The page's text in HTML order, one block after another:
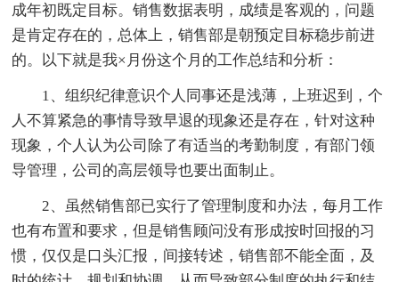
成年初既定目标。销售数据表明，成绩是客观的，问题
是肯定存在的，总体上，销售部是朝预定目标稳步前进
的。以下就是我×月份这个月的工作总结和分析：
1、组织纪律意识个人同事还是浅薄，上班迟到，个
人不算紧急的事情导致早退的现象还是存在，针对这种
现象，个人认为公司除了有适当的考勤制度，有部门领
导管理，公司的高层领导也要出面制止。
2、虽然销售部已实行了管理制度和办法，每月工作
也有布置和要求，但是销售顾问没有形成按时回报的习
惯，仅仅是口头汇报，间接转述，销售部不能全面，及